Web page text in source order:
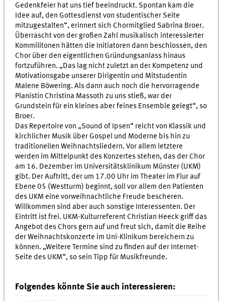
Gedenkfeier hat uns tief beeindruckt. Spontan kam die
Idee auf, den Gottesdienst von studentischer Seite
mitzugestalten“, erinnert sich Chormitglied Sabrina Broer.
Überrascht von der großen Zahl musikalisch interessierter
Kommilitonen hätten die Initiatoren dann beschlossen, den
Chor über den eigentlichen Gründungsanlass hinaus
fortzuführen. „Das lag nicht zuletzt an der Kompetenz und
Motivationsgabe unserer Dirigentin und Mitstudentin
Malene Böwering. Als dann auch noch die hervorragende
Pianistin Christina Massoth zu uns stieß, war der
Grundstein für ein kleines aber feines Ensemble gelegt“, so
Broer.
Das Repertoire von „Sound of Ipsen“ reicht von Klassik und
kirchlicher Musik über Gospel und Moderne bis hin zu
traditionellen Weihnachtsliedern. Vor allem letztere
werden im Mittelpunkt des Konzertes stehen, das der Chor
am 16. Dezember im Universitätsklinikum Münster (UKM)
gibt. Der Auftritt, der um 17.00 Uhr im Theater im Flur auf
Ebene 05 (Westturm) beginnt, soll vor allem den Patienten
des UKM eine vorweihnachtliche Freude bescheren.
Willkommen sind aber auch sonstige Interessenten. Der
Eintritt ist frei. UKM-Kulturreferent Christian Heeck griff das
Angebot des Chors gern auf und freut sich, damit die Reihe
der Weihnachtskonzerte im Uni-Klinikum bereichern zu
können. „Weitere Termine sind zu finden auf der Internet-
Seite des UKM“, so sein Tipp für Musikfreunde.
Folgendes könnte Sie auch interessieren: